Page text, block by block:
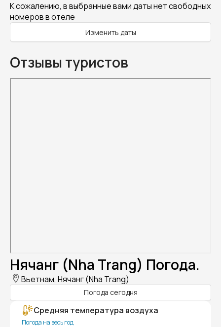
К сожалению, в выбранные вами даты нет свободных
номеров в отеле
Изменить даты
Отзывы туристов
Нячанг (Nha Trang) Погода.
Вьетнам, Нячанг (Nha Trang)
Погода сегодня
Средняя температура воздуха
Погода на весь год